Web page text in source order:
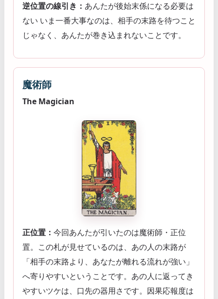
逆位置の線引き： あんたが後始末係になる必要は
ない いま一番大事なのは、相手の末路を待つこと
じゃなく、あんたが巻き込まれないことです。
魔術師
The Magician
正位置： 今回あんたが引いたのは魔術師・正位
置。この札が見せているのは、あの人の末路が
「相手の末路より、あなたが離れる流れが強い」
へ寄りやすいということです。あの人に返ってき
やすいツケは、口先の器用さです。因果応報度は